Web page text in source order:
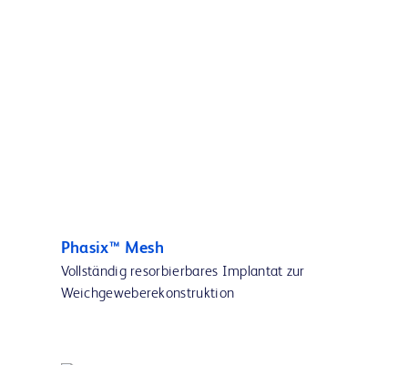
Phasix™ Mesh
Vollständig resorbierbares Implantat zur
Weichgeweberekonstruktion